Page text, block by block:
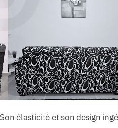
Son élasticité et son design